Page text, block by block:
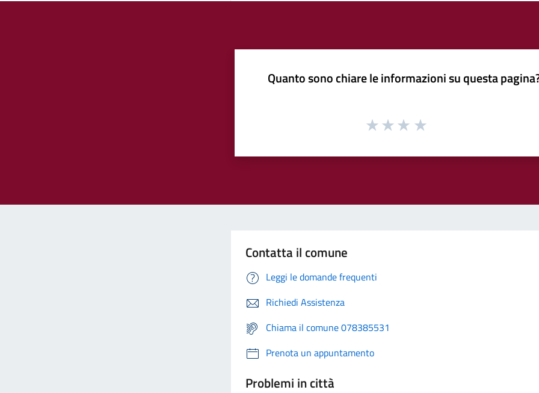
Quanto sono chiare le informazioni su questa
Contatta il comune
Leggi le domande frequenti
Richiedi Assistenza
Chiama il comune 078385531
Prenota un appuntamento
Problemi in città